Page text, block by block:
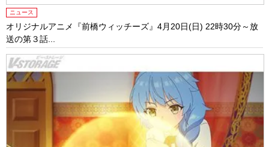
ニュース
オリジナルアニメ『前橋ウィッチーズ』4月20日(日) 22時30分～放
送の第３話...